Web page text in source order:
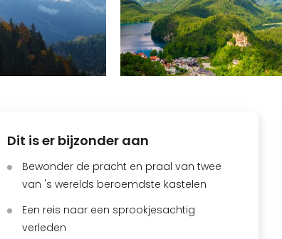
Dit is er bijzonder aan
Bewonder de pracht en praal van twee
van 's werelds beroemdste kastelen
Een reis naar een sprookjesachtig
verleden